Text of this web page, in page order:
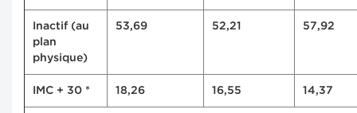
Inactif (au
plan
physique)
53,69 52,21 57,92
IMC + 30 * 18,26 16,55 14,37